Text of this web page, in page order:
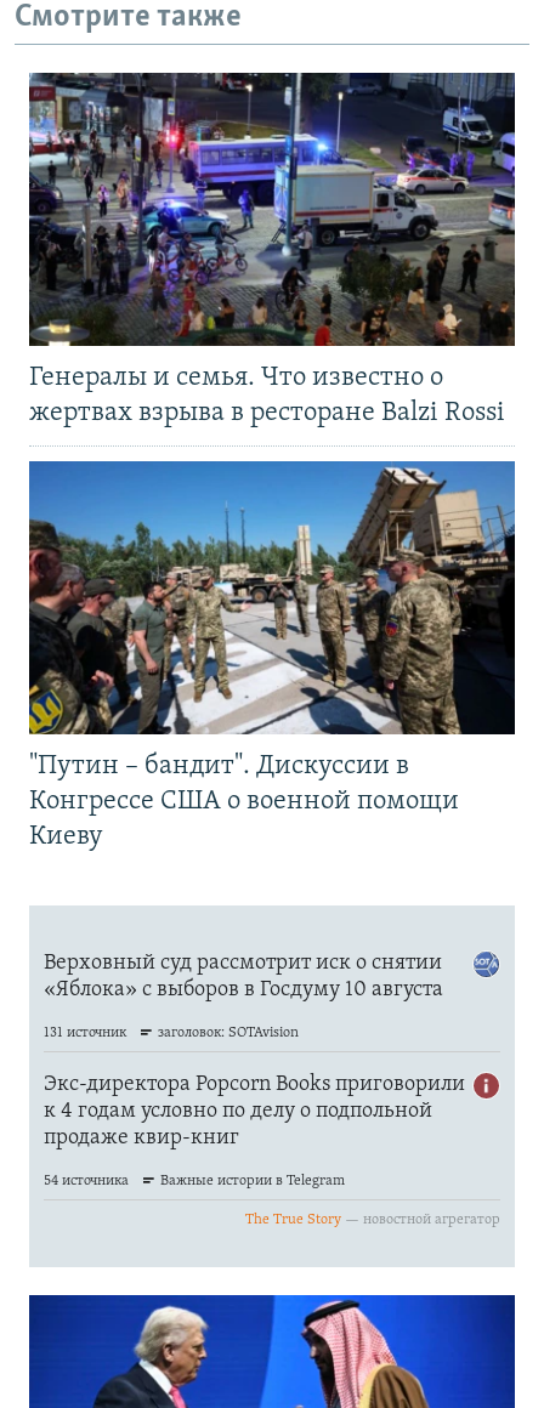
Смотрите также
Генералы и семья. Что известно о
жертвах взрыва в ресторане Balzi Rossi
"Путин – бандит". Дискуссии в
Конгрессе США о военной помощи
Киеву